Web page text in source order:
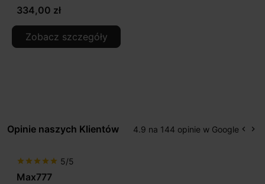
334,00 zł
Zobacz szczegóły
Opinie naszych Klientów 4.9 na 144 opinie w Google keyboard_arrow_left keyboard_arrow_right
star star star star star 5/5
Max777